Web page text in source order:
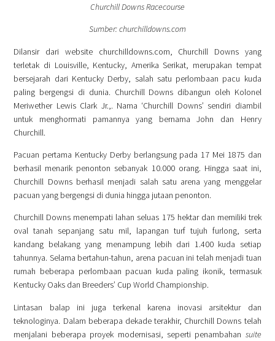
Churchill Downs Racecourse
Sumber: churchilldowns.com
Dilansir dari website churchilldowns.com, Churchill Downs yang
terletak di Louisville, Kentucky, Amerika Serikat, merupakan tempat
bersejarah dari Kentucky Derby, salah satu perlombaan pacu kuda
paling bergengsi di dunia. Churchill Downs dibangun oleh Kolonel
Meriwether Lewis Clark Jr.,. Nama ‘Churchill Downs’ sendiri diambil
untuk menghormati pamannya yang bernama John dan Henry
Churchill.
Pacuan pertama Kentucky Derby berlangsung pada 17 Mei 1875 dan
berhasil menarik penonton sebanyak 10.000 orang. Hingga saat ini,
Churchill Downs berhasil menjadi salah satu arena yang menggelar
pacuan yang bergengsi di dunia hingga jutaan penonton.
Churchill Downs menempati lahan seluas 175 hektar dan memiliki trek
oval tanah sepanjang satu mil, lapangan turf tujuh furlong, serta
kandang belakang yang menampung lebih dari 1.400 kuda setiap
tahunnya. Selama bertahun-tahun, arena pacuan ini telah menjadi tuan
rumah beberapa perlombaan pacuan kuda paling ikonik, termasuk
Kentucky Oaks dan Breeders’ Cup World Championship.
Lintasan balap ini juga terkenal karena inovasi arsitektur dan
teknologinya. Dalam beberapa dekade terakhir, Churchill Downs telah
menjalani beberapa proyek modernisasi, seperti penambahan suite